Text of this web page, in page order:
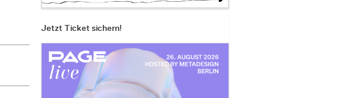
Jetzt Ticket sichern!